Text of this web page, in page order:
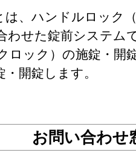
、ハンドルロック
わせた錠前システム
ック）の施錠・開
開錠します。
お問い合わせ